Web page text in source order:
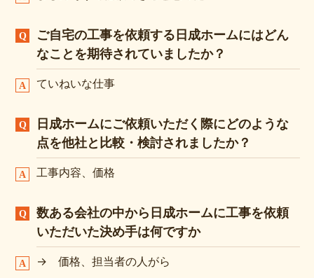
ご自宅の工事を依頼する日成ホームにはどん
なことを期待されていましたか？
ていねいな仕事
日成ホームにご依頼いただく際にどのような
点を他社と比較・検討されましたか？
工事内容、価格
数ある会社の中から日成ホームに工事を依頼
いただいた決め手は何ですか
→ 価格、担当者の人がら